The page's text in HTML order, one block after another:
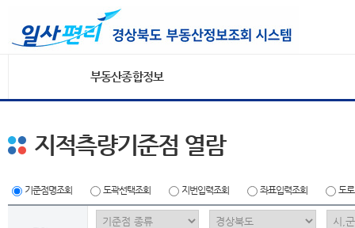
부동산종합정보
지적측량기준점 열람
기준점명조회 도곽선택조회 지번입력조회 좌표입력조회 도